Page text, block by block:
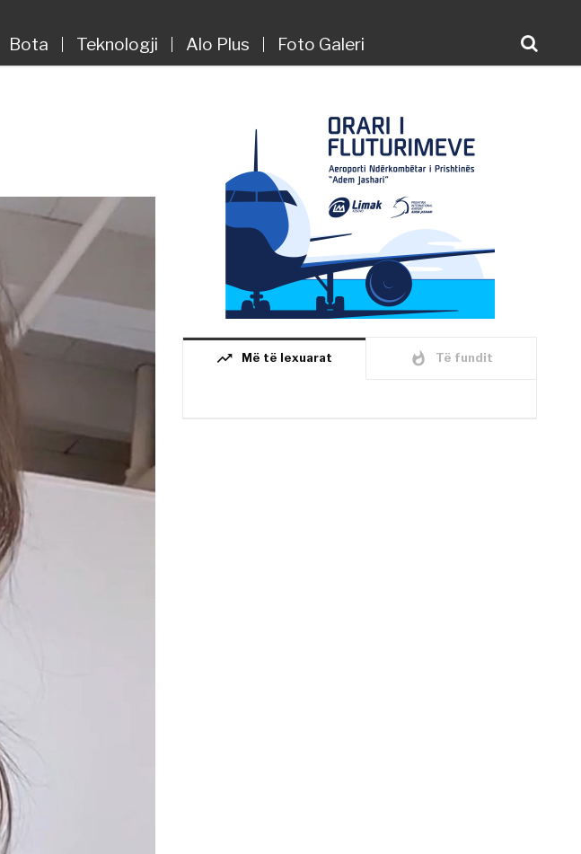
Bota Teknologji Alo Plus Foto Galeri
trending_up Më të lexuarat whatshot Të fundit